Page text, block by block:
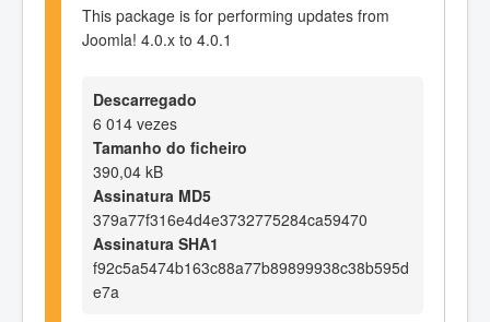
This package is for performing updates from
Joomla! 4.0.x to 4.0.1
Descarregado
6 014 vezes
Tamanho do ficheiro
390,04 kB
Assinatura MD5
379a77f316e4d4e3732775284ca59470
Assinatura SHA1
f92c5a5474b163c88a77b89899938c38b595d
e7a